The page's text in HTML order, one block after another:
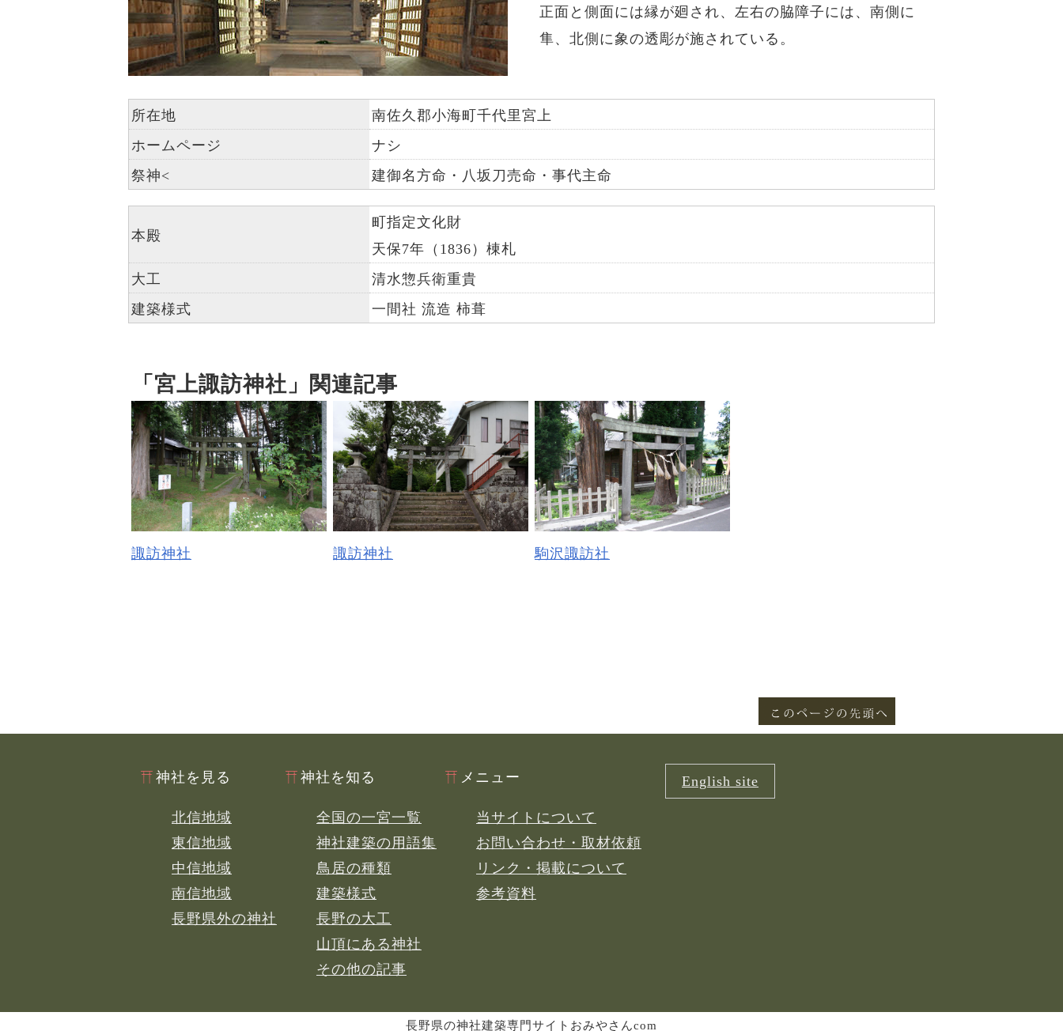
正面と側面には縁が廻され、左右の脇障子には、南側に
隼、北側に象の透彫が施されている。
所在地
南佐久郡小海町千代里宮上
ホームページ
ナシ
祭神<
建御名方命・八坂刀売命・事代主命
本殿
町指定文化財
天保7年（1836）棟札
大工
清水惣兵衛重貴
建築様式
一間社 流造 柿葺
「宮上諏訪神社」関連記事
諏訪神社 諏訪神社 駒沢諏訪社
神社を見る
北信地域
東信地域
中信地域
南信地域
長野県外の神社
神社を知る
全国の一宮一覧
神社建築の用語集
鳥居の種類
建築様式
長野の大工
山頂にある神社
その他の記事
メニュー
当サイトについて
お問い合わせ・取材依頼
リンク・掲載について
参考資料
English site
長野県の神社建築専門サイトおみやさんcom